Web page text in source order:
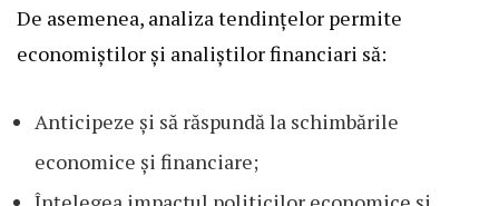
De asemenea, analiza tendințelor permite
economiștilor și analiștilor financiari să:
Anticipeze și să răspundă la schimbările
economice și financiare;